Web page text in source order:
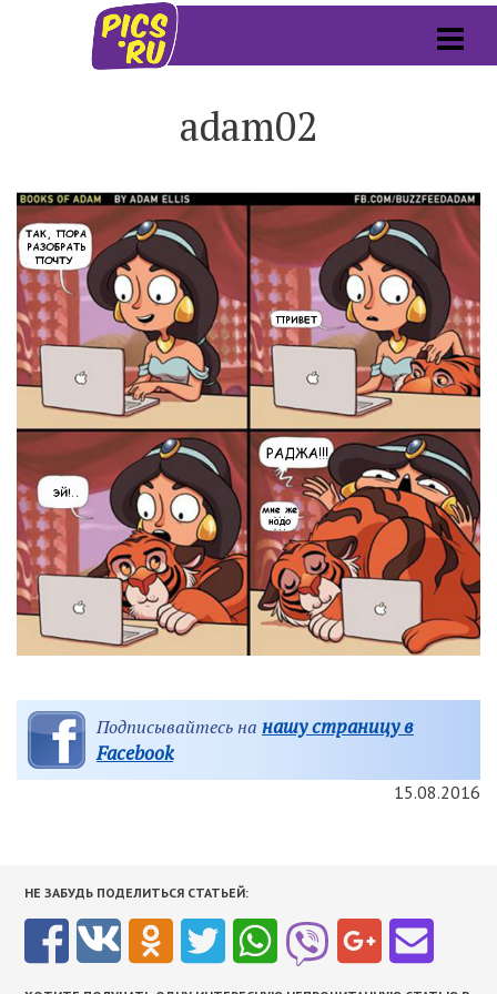
adam02
Подписывайтесь на нашу страницу в
Facebook
15.08.2016
НЕ ЗАБУДЬ ПОДЕЛИТЬСЯ СТАТЬЕЙ: